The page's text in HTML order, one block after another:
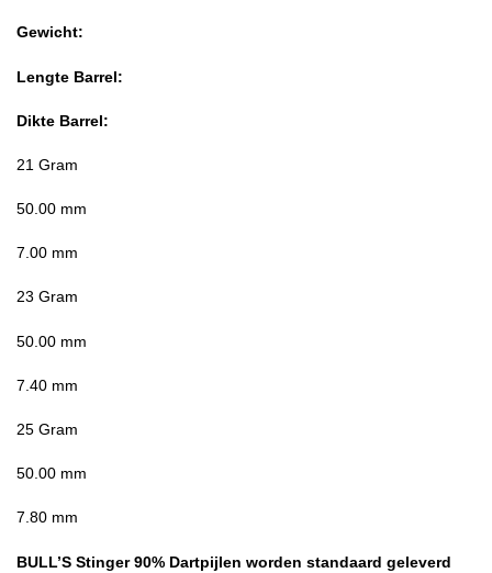
Gewicht:
Lengte Barrel:
Dikte Barrel:
21 Gram
50.00 mm
7.00 mm
23 Gram
50.00 mm
7.40 mm
25 Gram
50.00 mm
7.80 mm
BULL’S Stinger 90% Dartpijlen worden standaard geleverd